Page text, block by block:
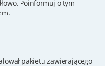
Poinformuj o tym
pakietu zawierającego